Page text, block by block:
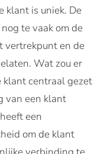
klant is uniek. De
te vaak om de
vertrekpunt en de
Wat zou er
klant centraal gezet
van een klant
een
om de klant